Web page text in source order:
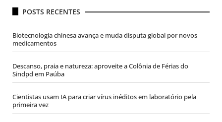
POSTS RECENTES
Biotecnologia chinesa avança e muda disputa global por novos
medicamentos
Descanso, praia e natureza: aproveite a Colônia de Férias do
Sindpd em Paúba
Cientistas usam IA para criar vírus inéditos em laboratório pela
primeira vez